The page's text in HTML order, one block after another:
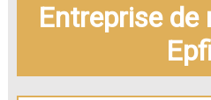
Entreprise de